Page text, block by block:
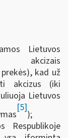
Lietuvos
akcizais
kad už
akcizus (iki
Lietuvos
[5]
);
Respublikoje